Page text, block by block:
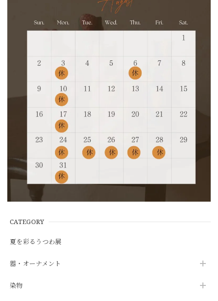
CATEGORY
夏を彩るうつわ展
器・オーナメント
染物